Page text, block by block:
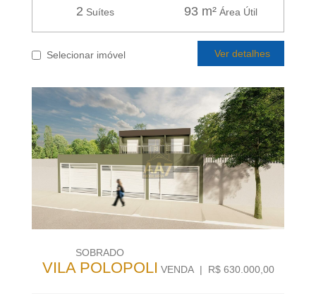
2 Suítes 93 m² Área Útil
Selecionar imóvel Ver detalhes
SOBRADO
VILA POLOPOLI VENDA | R$ 630.000,00